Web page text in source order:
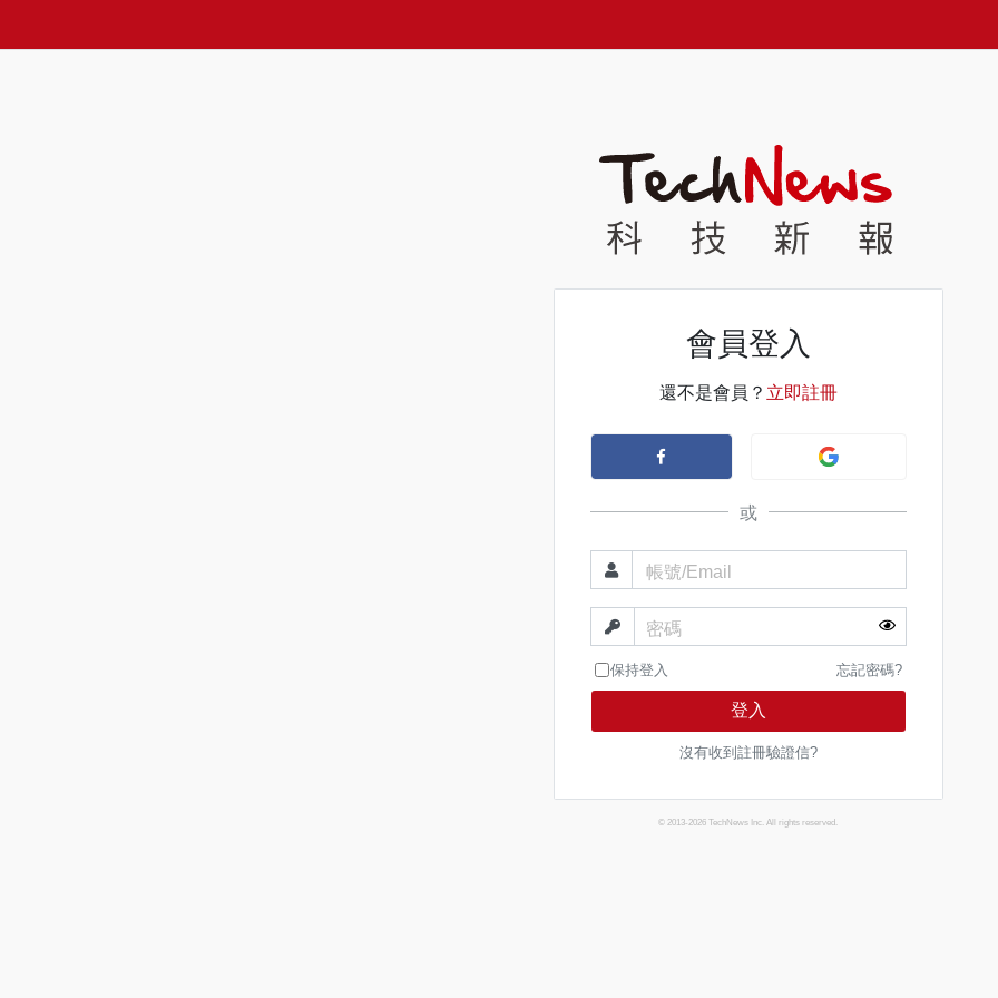
會員登入
還不是會員？ 立即註冊
或
帳號/Email
密碼
保持登入 忘記密碼?
登入
沒有收到註冊驗證信?
© 2013-2026 TechNews Inc. All rights reserved.